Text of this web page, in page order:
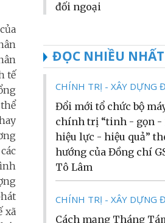
tế
xã
đối ngoại
ĐỌC NHIỀU NHẤT
CHÍNH TRỊ - XÂY DỰNG
Đổi mới tổ chức bộ
chính trị “tinh - gọn -
hiệu lực - hiệu quả”
hướng của Đồng chí
Tô Lâm
CHÍNH TRỊ - XÂY DỰNG
Cách mạng Tháng